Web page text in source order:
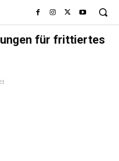
für frittiertes